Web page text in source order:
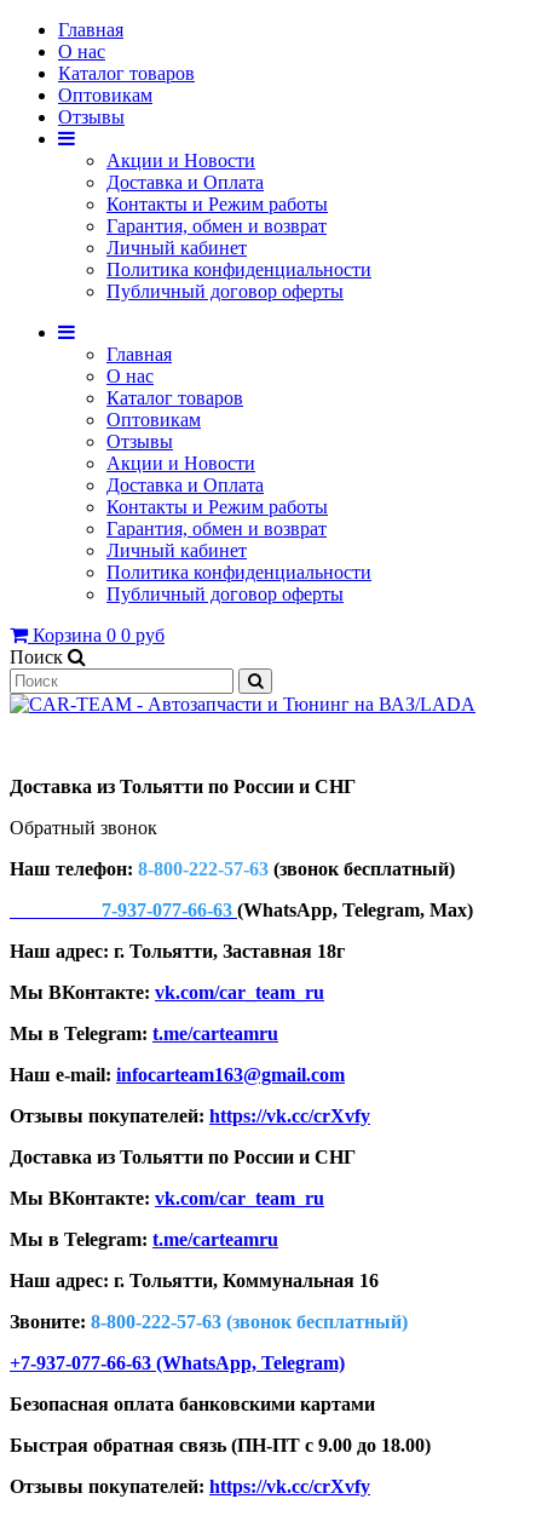
Главная
О нас
Каталог товаров
Оптовикам
Отзывы
Акции и Новости
Доставка и Оплата
Контакты и Режим работы
Гарантия, обмен и возврат
Личный кабинет
Политика конфиденциальности
Публичный договор оферты
Главная
О нас
Каталог товаров
Оптовикам
Отзывы
Акции и Новости
Доставка и Оплата
Контакты и Режим работы
Гарантия, обмен и возврат
Личный кабинет
Политика конфиденциальности
Публичный договор оферты
Корзина 0 0 руб
Поиск
Доставка из Тольятти по России и СНГ
Обратный звонок
Наш телефон: 8-800-222-57-63 (звонок бесплатный)
7-937-077-66-63 (WhatsApp, Telegram, Max)
Наш адрес: г. Тольятти, Заставная 18г
Мы ВКонтакте: vk.com/car_team_ru
Мы в Telegram: t.me/carteamru
Наш e-mail: infocarteam163@gmail.com
Отзывы покупателей: https://vk.cc/crXvfy
Доставка из Тольятти по России и СНГ
Мы ВКонтакте: vk.com/car_team_ru
Мы в Telegram: t.me/carteamru
Наш адрес: г. Тольятти, Коммунальная 16
Звоните: 8-800-222-57-63 (звонок бесплатный)
+7-937-077-66-63 (WhatsApp, Telegram)
Безопасная оплата банковскими картами
Быстрая обратная связь (ПН-ПТ с 9.00 до 18.00)
Отзывы покупателей: https://vk.cc/crXvfy